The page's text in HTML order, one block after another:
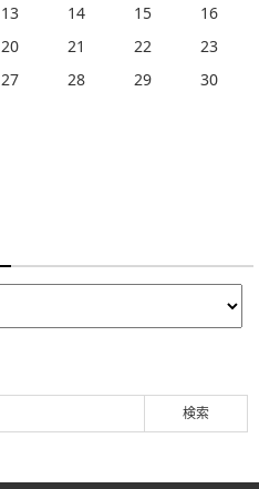
13 14 15
16
20 21 22
23
27 28 29
30